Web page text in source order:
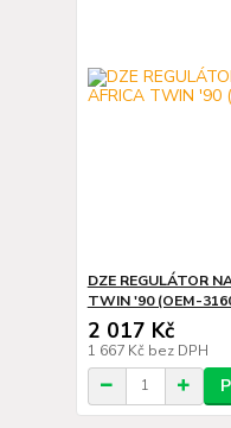
DZE REGULÁTOR
TWIN '90 (OEM-
2 017 Kč
1 667 Kč bez DPH